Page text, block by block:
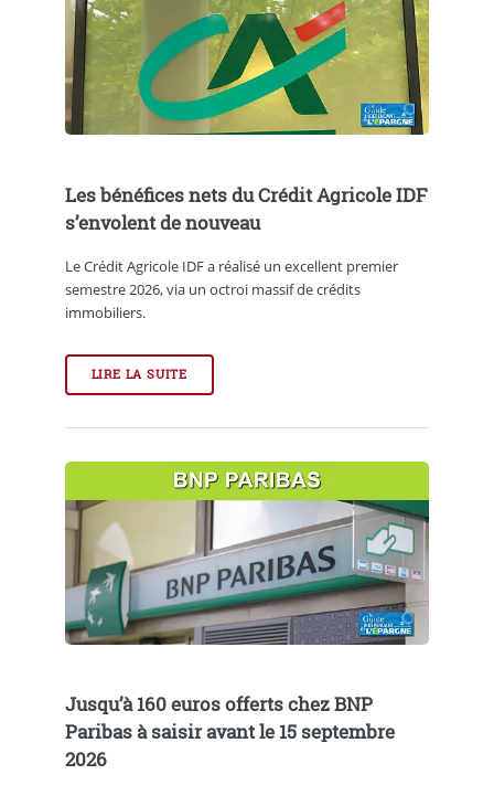
Les bénéfices nets du Crédit Agricole IDF
s’envolent de nouveau
Le Crédit Agricole IDF a réalisé un excellent premier
semestre 2026, via un octroi massif de crédits
immobiliers.
LIRE LA SUITE
Jusqu’à 160 euros offerts chez BNP
Paribas à saisir avant le 15 septembre
2026